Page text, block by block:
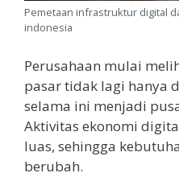
Pemetaan infrastruktur digital
indonesia
Perusahaan mulai
pasar tidak lagi hanya
selama ini menjadi
Aktivitas ekonomi
luas, sehingga
berubah.